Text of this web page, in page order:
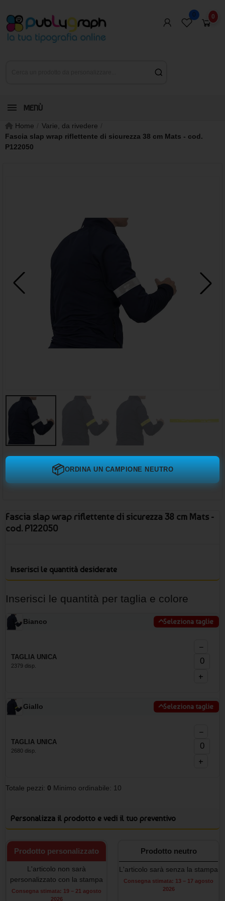
0 0
MENÙ
Home
Varie, da rivedere
Fascia slap wrap riflettente di sicurezza 38 cm Mats - cod.
P122050
📦ORDINA UN CAMPIONE NEUTRO
Fascia slap wrap riflettente di sicurezza 38 cm Mats -
cod. P122050
Inserisci le quantità desiderate
Inserisci le quantità per taglia e colore
Bianco Seleziona taglie
TAGLIA UNICA
2379 disp.
−
+
Giallo Seleziona taglie
TAGLIA UNICA
2680 disp.
−
+
Totale pezzi: 0 Minimo ordinabile: 10
Personalizza il prodotto e vedi il tuo preventivo
Prodotto personalizzato
L'articolo non sarà
personalizzato con la stampa
Consegna stimata: 19 – 21 agosto
2026
Prodotto neutro
L'articolo sarà senza la stampa
Consegna stimata: 13 – 17 agosto
2026